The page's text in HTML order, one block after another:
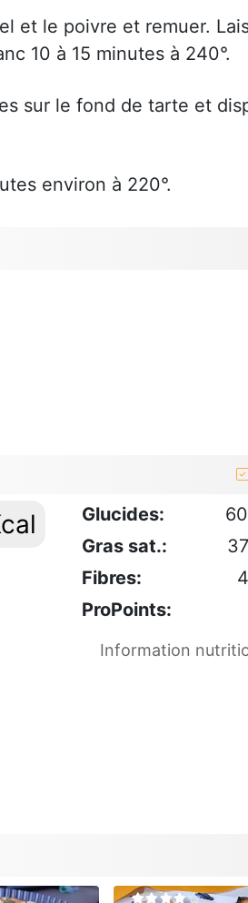
et le poivre et remuer.
10 à 15 minutes à 240°.
sur le fond de tarte et
environ à 220°.
Glucides:
Gras sat.:
Fibres:
ProPoints:
Information